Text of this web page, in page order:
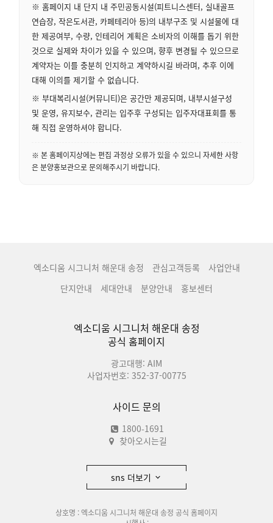
※ 홈페이지 내 단지 내 주민공동시설(피트니스센터, 실내골프
연습장, 작은도서관, 카페테리아 등)의 내부구조 및 시설물에 대
한 제공여부, 수량, 인테리어 계획은 소비자의 이해를 돕기 위한
것으로 실제와 차이가 있을 수 있으며, 향후 변경될 수 있으므로
계약자는 이를 충분히 인지하고 계약하시길 바라며, 추후 이에
대해 이의를 제기할 수 없습니다.
※ 부대복리시설(커뮤니티)은 공간만 제공되며, 내부시설구성
및 운영, 유지보수, 관리는 입주후 구성되는 입주자대표회를 통
해 직접 운영하셔야 합니다.
※ 본 홈페이지상에는 편집 과정상 오류가 있을 수 있으니 자세한 사항
은 분양홍보관으로 문의해주시기 바랍니다.
엑소디움 시그니처 해운대 송정 관심고객등록
사업안내
단지안내
세대안내 분양안내 홍보센터
엑소디움 시그니처 해운대 송정
공식 홈페이지
광고대행: AIM
사업자번호: 352-37-00775
사이드 문의
1800-1691
찾아오시는길
sns 더보기
상호명 : 엑소디움 시그니처 해운대 송정 공식 홈페이지